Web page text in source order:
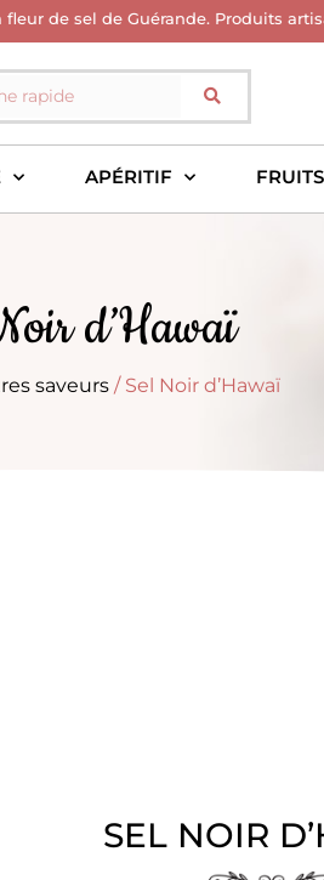
de sel de Guérande. Produits
APÉRITIF FRUITS
d’Hawaï
saveurs / Sel Noir d’Hawaï
SEL NOIR